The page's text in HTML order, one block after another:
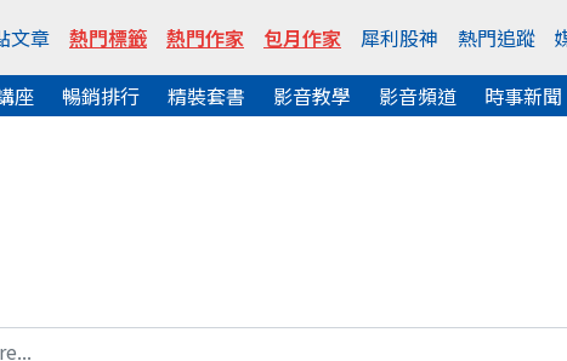
文章 熱門標籤 熱門作家 包月作家 犀利股神 熱門追蹤
座 暢銷排行 精裝套書 影音教學 影音頻道 時事新聞